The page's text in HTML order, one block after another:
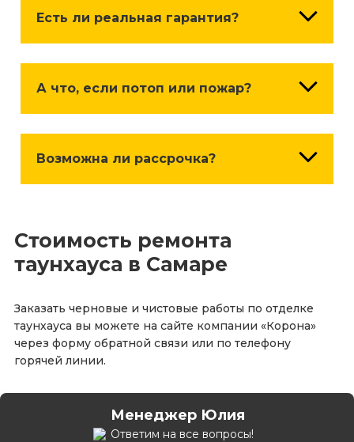
долями, поэтапно.
Есть ли реальная гарантия?
Гарантия по ДОГОВОРУ и по ЗАКОНУ
составляет 3 года.
А что, если потоп или пожар?
В случае ЧС в квартире во время ремонта,
вступает в силу страховка, которую также
можно оформить вместе с договором. Такие
случаи крайне редки, но имеют место быть!
Возможна ли рассрочка?
рассрочку и кредитные продукты с
УНИКАЛЬНЫМИ УСЛОВИЯМИ.
Стоимость ремонта
таунхауса в Самаре
Заказать черновые и чистовые работы по отделке
таунхауса вы можете на сайте компании «Корона»
через форму обратной связи или по телефону
горячей линии.
Менеджер Юлия
Ответим на все вопросы!